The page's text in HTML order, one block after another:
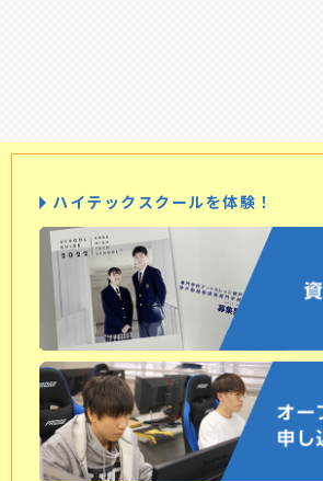
ハイテックスクールを体験！